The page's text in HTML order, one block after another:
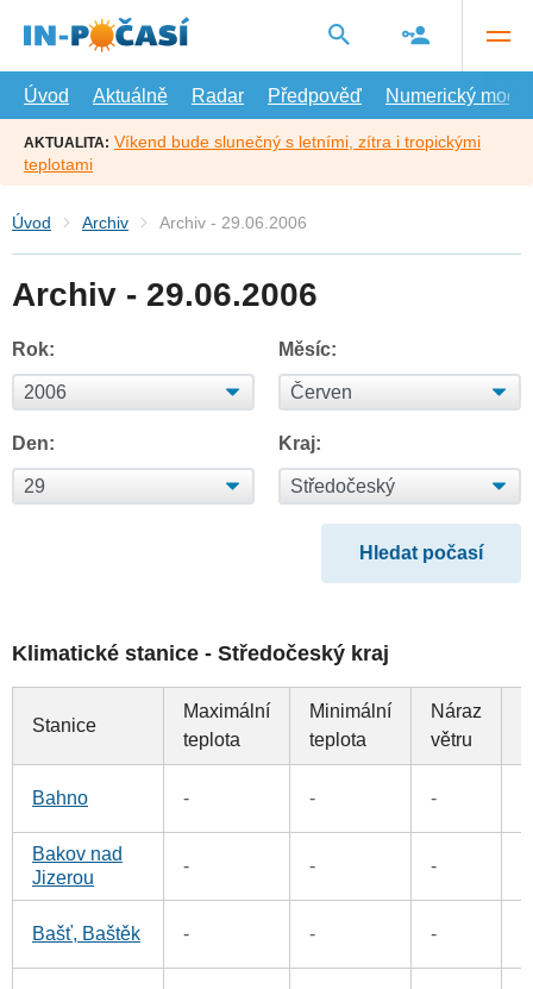
hlavní
Úvod
Aktuálně Radar Předpověď Numerický model
AKTUALITA: Víkend bude slunečný s letními, zítra i tropickými
teplotami
Úvod Archiv Archiv - 29.06.2006
Archiv - 29.06.2006
Rok: Měsíc:
Den: Kraj:
Klimatické stanice - Středočeský kraj
Stanice
Maximální
teplota
Minimální
teplota
Náraz
větru
Bahno - - -
Bakov nad
Jizerou
- - -
Bašť, Baštěk - - -